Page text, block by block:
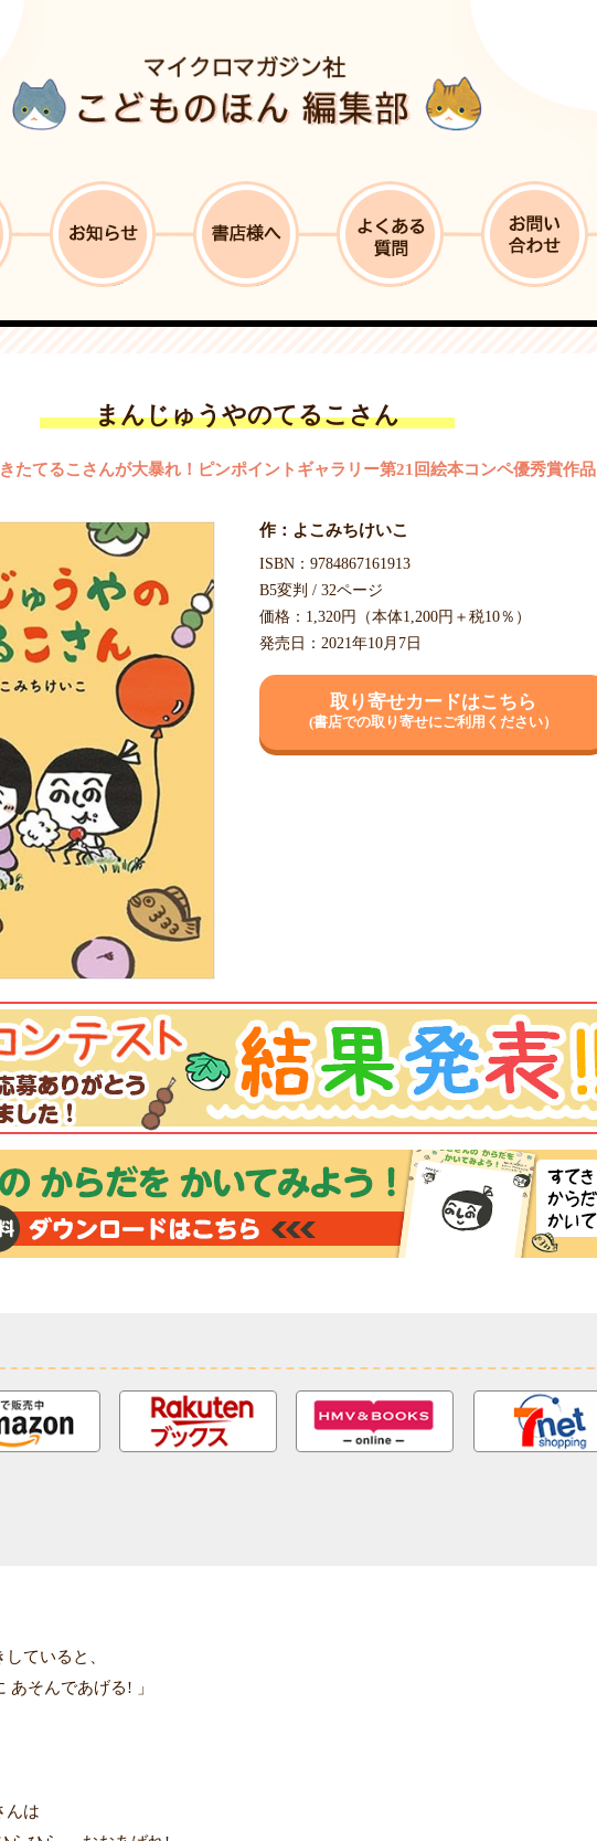
まんじゅうやのてるこさん
たてるこさんが大暴れ！ピンポイントギャラリー第21回絵本コンペ優秀賞作品
作：よこみちけいこ
ISBN：9784867161913
B5変判 / 32ページ
価格：1,320円（本体1,200円＋税10％）
発売日：2021年10月7日
取り寄せカードはこちら
(書店での取り寄せにご利用ください）
ていると、
そんであげる! 」
んは